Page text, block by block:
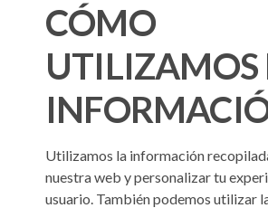
CÓMO
UTILIZAMOS
Utilizamos la información
nuestra web y personalizar tu
usuario. También podemos utilizar